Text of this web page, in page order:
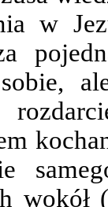
w
wokół